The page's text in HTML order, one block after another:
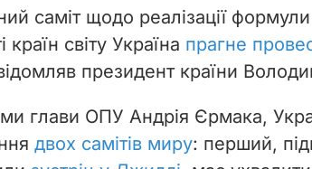
саміт щодо реалізації
країн світу Україна прагне
президент країни
глави ОПУ Андрія Єрмака,
двох самітів миру: перший,